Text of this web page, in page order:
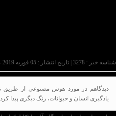
شناسه خبر : 3278 | تاریخ انتشار : 05 فوریه 2019 - 9:35 |
دیدگاهم در مورد هوش مصنوعی از طریق
یادگیری انسان و حیوانات، رنگ دیگری پیدا